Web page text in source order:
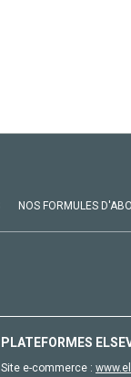
NOS FORMULES
PLATEFORMES
Site e-commerce :